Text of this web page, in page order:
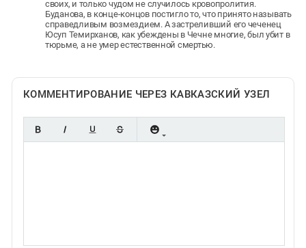
своих, и только чудом не случилось кровопролития.
Буданова, в конце-концов постигло то, что принято называть
справедливым возмездием. А застреливший его чеченец
Юсуп Темирханов, как убеждены в Чечне многие, был убит в
тюрьме, а не умер естественной смертью.
КОММЕНТИРОВАНИЕ ЧЕРЕЗ КАВКАЗСКИЙ УЗЕЛ